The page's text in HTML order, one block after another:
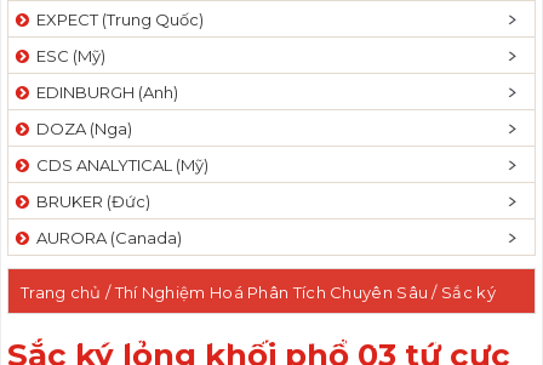
EXPECT (Trung Quốc)
ESC (Mỹ)
EDINBURGH (Anh)
DOZA (Nga)
CDS ANALYTICAL (Mỹ)
BRUKER (Đức)
AURORA (Canada)
Trang chủ /Thí Nghiệm Hoá Phân Tích Chuyên Sâu / Sắc ký
lỏng khối phổ 03 tứ cực LCMSMS bẫy ion tuyến tính QTRAP
Sắc ký lỏng khối phổ 03 tứ cực